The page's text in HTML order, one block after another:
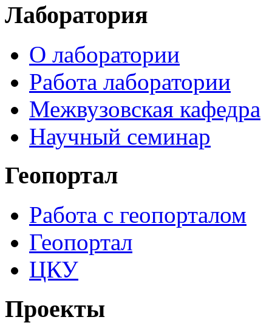
Лаборатория
О лаборатории
Работа лаборатории
Межвузовская кафедра
Научный семинар
Геопортал
Работа с геопорталом
Геопортал
ЦКУ
Проекты